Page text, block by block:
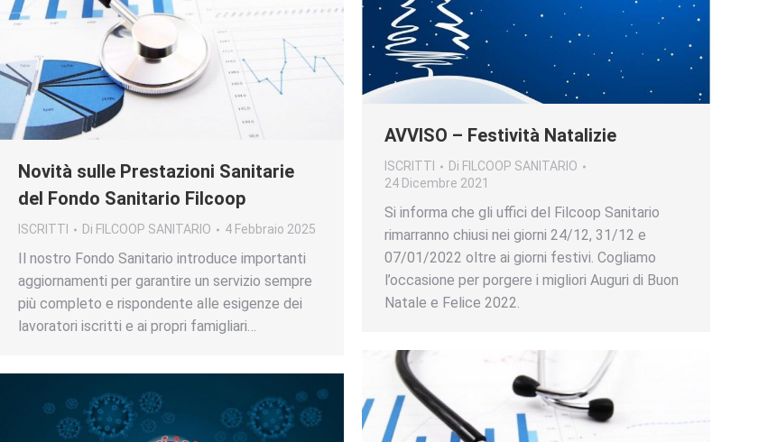
Novità sulle Prestazioni Sanitarie
del Fondo Sanitario Filcoop
ISCRITTI Di FILCOOP SANITARIO 4 Febbraio 2025
Il nostro Fondo Sanitario introduce importanti
aggiornamenti per garantire un servizio sempre
più completo e rispondente alle esigenze dei
lavoratori iscritti e ai propri famigliari…
AVVISO – Festività Natalizie
ISCRITTI Di FILCOOP SANITARIO
24 Dicembre 2021
Si informa che gli uffici del Filcoop Sanitario
rimarranno chiusi nei giorni 24/12, 31/12 e
07/01/2022 oltre ai giorni festivi. Cogliamo
l’occasione per porgere i migliori Auguri di Buon
Natale e Felice 2022.